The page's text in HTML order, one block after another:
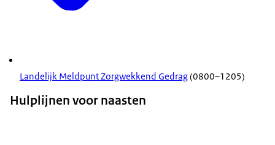
Landelijk Meldpunt Zorgwekkend Gedrag(0800–1205)
Hulplijnen voor naasten